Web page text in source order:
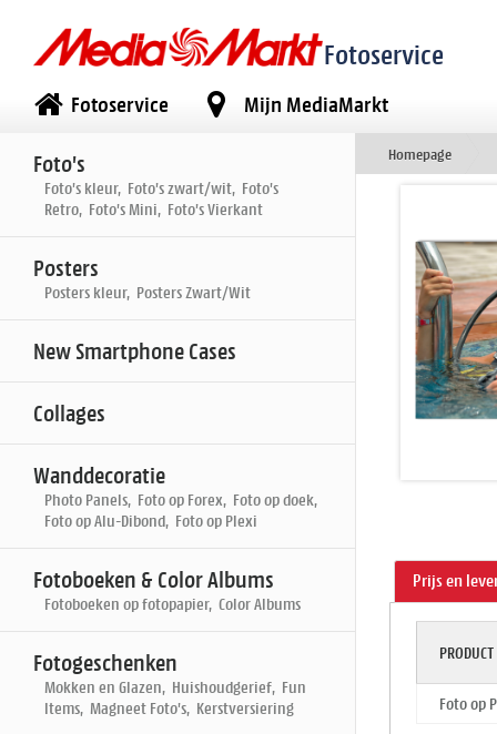
Fotoservice
Fotoservice Mijn MediaMarkt
Foto's
Foto's kleur, Foto's zwart/wit, Foto's
Retro, Foto's Mini, Foto's Vierkant
Posters
Posters kleur, Posters Zwart/Wit
New Smartphone Cases
Collages
Wanddecoratie
Photo Panels, Foto op Forex, Foto op doek,
Foto op Alu-Dibond, Foto op Plexi
Fotoboeken & Color Albums
Fotoboeken op fotopapier, Color Albums
Fotogeschenken
Mokken en Glazen, Huishoudgerief, Fun
Items, Magneet Foto's, Kerstversiering
Homepage
Prijs en
PRODUCT
Foto op